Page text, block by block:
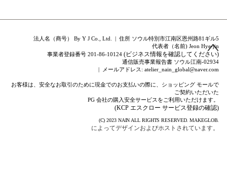
法人名（商号） By Y J Co., Ltd. | 住所 ソウル特別市江南区恩州路81ギル5
代表者（名前) Jeon Hye-jin
事業者登録番号 201-86-10124(ビジネス情報を確認してください)
通信販売事業報告書 ソウル江南-02934
| メールアドレス: atelier_nain_global@naver.com
お客様は、安全なお取引のために現金でのお支払いの際に、ショッピング モールで
ご契約いただいた
PG 会社の購入安全サービスをご利用いただけます。
(KCP エスクロー サービス登録の確認)
(C) 2023 NAIN ALL RIGHTS RESERVED.MAKEGLOB.
によってデザインおよびホストされています。